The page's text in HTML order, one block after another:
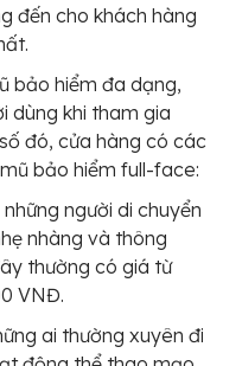
đến cho khách hàng
bảo hiểm đa dạng,
dùng khi tham gia
đó, cửa hàng có các
bảo hiểm full-face:
người di chuyển
nhàng và thông
thường có giá từ
VNĐ.
ai thường xuyên đi